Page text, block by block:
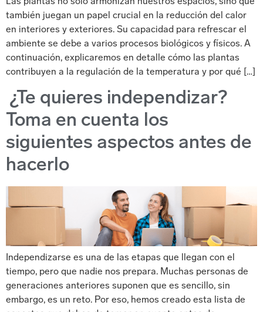
también juegan un papel crucial en la reducción del calor
en interiores y exteriores. Su capacidad para refrescar el
ambiente se debe a varios procesos biológicos y físicos. A
continuación, explicaremos en detalle cómo las plantas
contribuyen a la regulación de la temperatura y por qué […]
¿Te quieres independizar?
Toma en cuenta los
siguientes aspectos antes de
hacerlo
Independizarse es una de las etapas que llegan con el
tiempo, pero que nadie nos prepara. Muchas personas de
generaciones anteriores suponen que es sencillo, sin
embargo, es un reto. Por eso, hemos creado esta lista de